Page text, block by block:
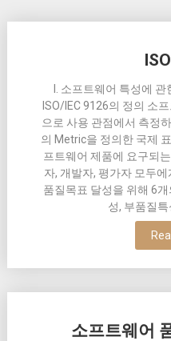
I. 소프트웨어 특성에
ISO/IEC 9126의 정의 소
으로 사용 관점에서 측정
의 Metric을 정의한 국제
프트웨어 제품에 요구되
자, 개발자, 평가자 모두
품질목표 달성을 위해 6
성, 부품질
소프트웨어